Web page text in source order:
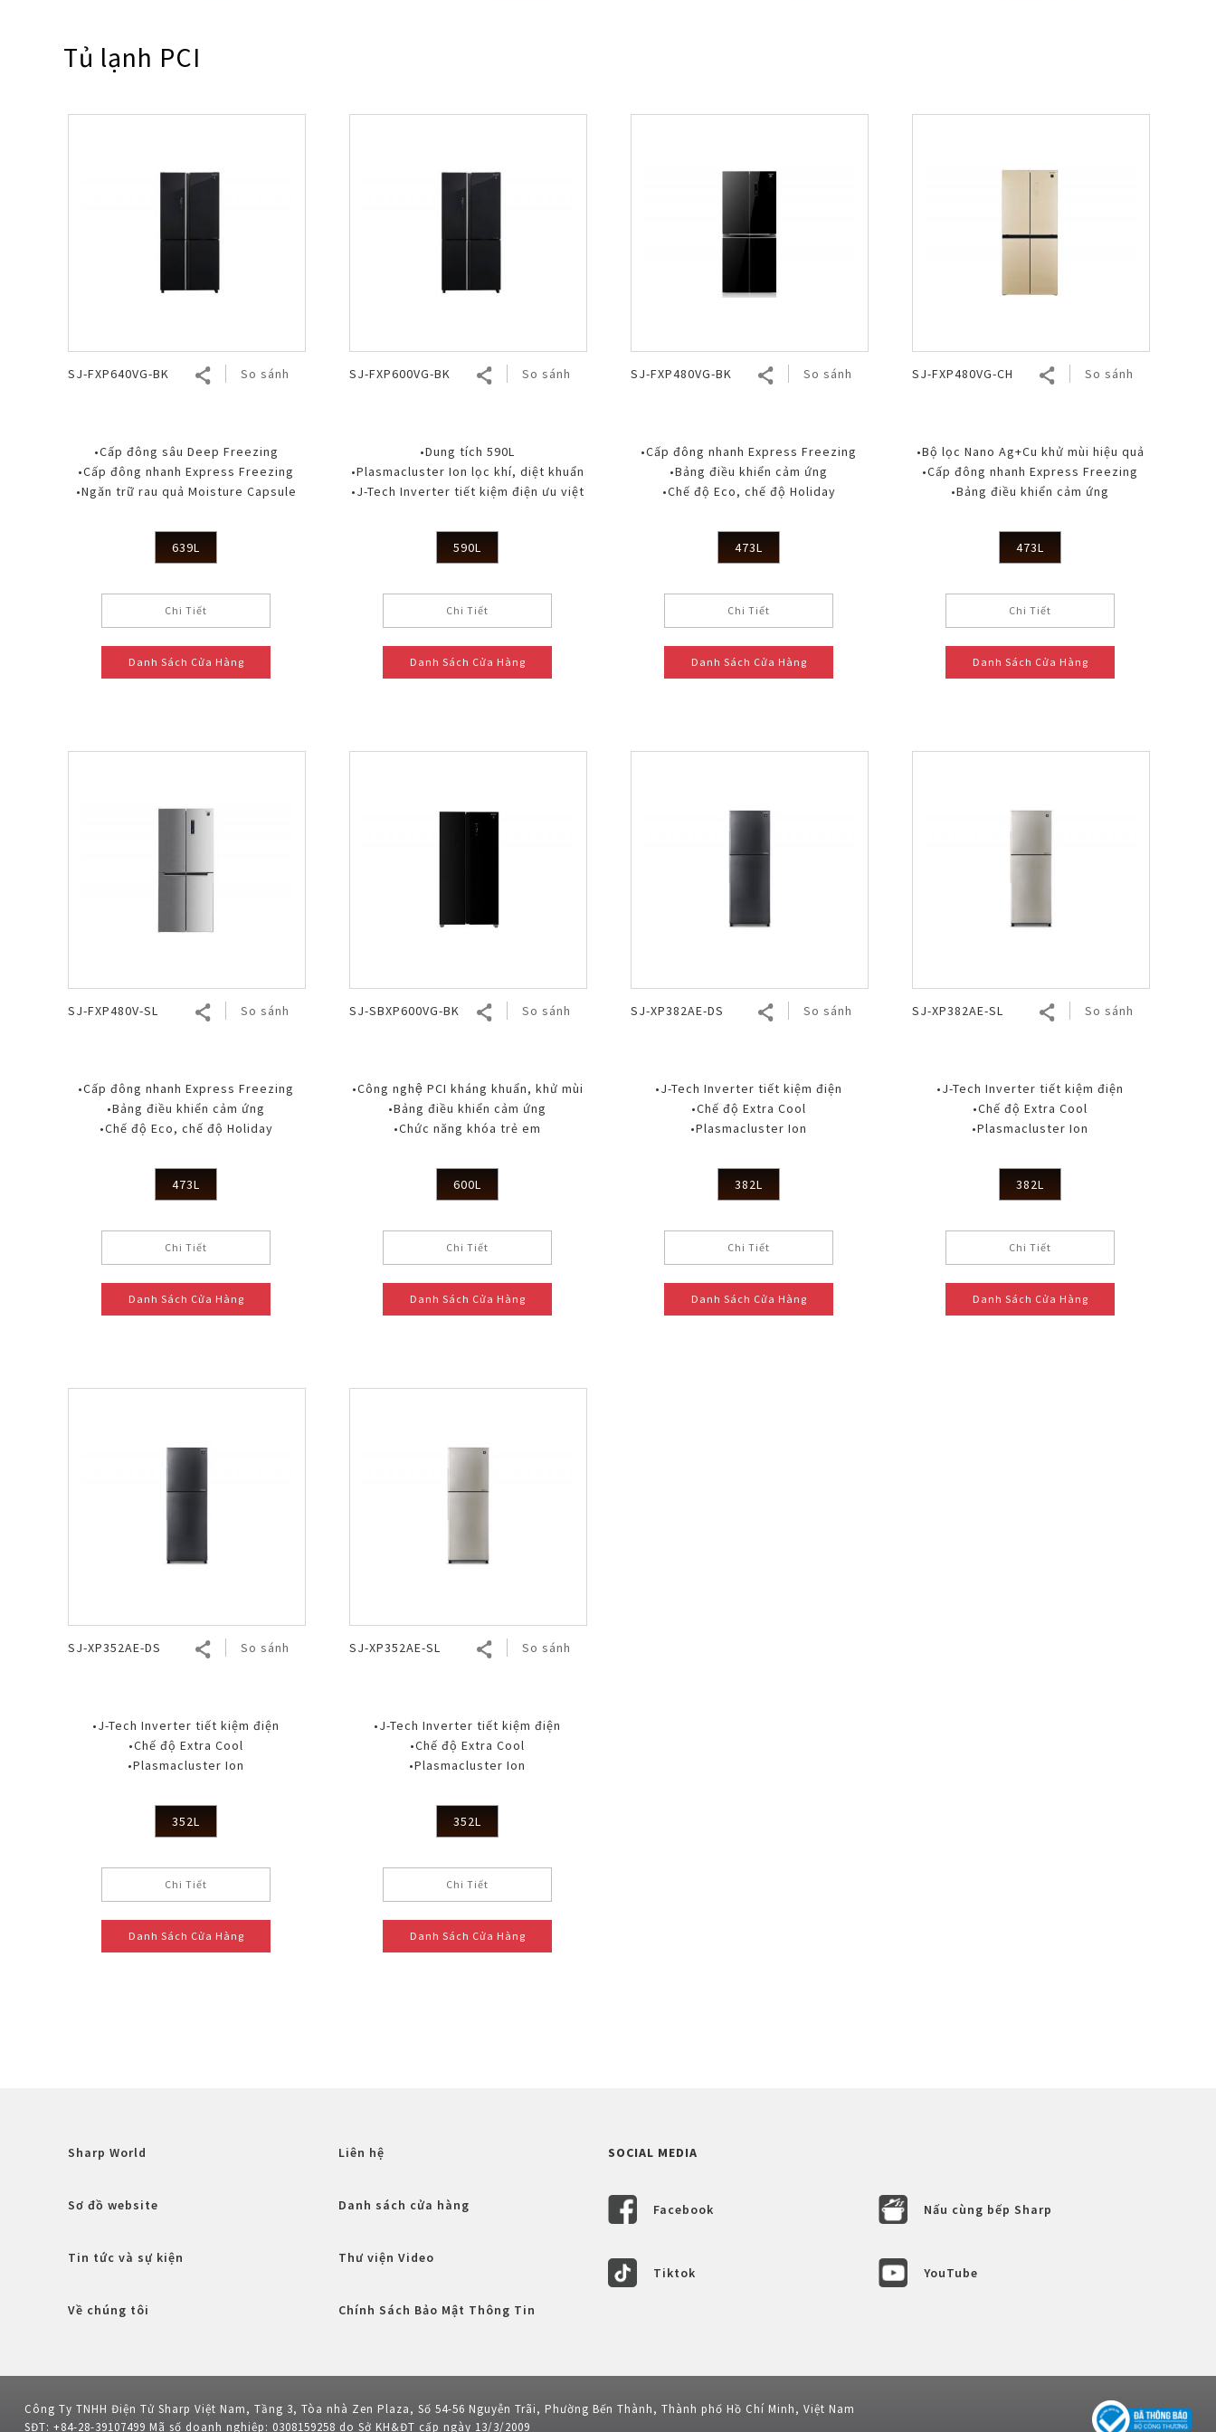
Tủ lạnh PCI
SJ-FXP640VG-BK So sánh
•Cấp đông sâu Deep Freezing
•Cấp đông nhanh Express Freezing
•Ngăn trữ rau quả Moisture Capsule
639L
Chi Tiết
Danh Sách Cửa Hàng
SJ-FXP600VG-BK So sánh
•Dung tích 590L
•Plasmacluster Ion lọc khí, diệt khuẩn
•J-Tech Inverter tiết kiệm điện ưu việt
590L
Chi Tiết
Danh Sách Cửa Hàng
SJ-FXP480VG-BK So sánh
•Cấp đông nhanh Express Freezing
•Bảng điều khiển cảm ứng
•Chế độ Eco, chế độ Holiday
473L
Chi Tiết
Danh Sách Cửa Hàng
SJ-FXP480VG-CH So sánh
•Bộ lọc Nano Ag+Cu khử mùi hiệu quả
•Cấp đông nhanh Express Freezing
•Bảng điều khiển cảm ứng
473L
Chi Tiết
Danh Sách Cửa Hàng
SJ-FXP480V-SL So sánh
•Cấp đông nhanh Express Freezing
•Bảng điều khiển cảm ứng
•Chế độ Eco, chế độ Holiday
473L
Chi Tiết
Danh Sách Cửa Hàng
SJ-SBXP600VG-BK So sánh
•Công nghệ PCI kháng khuẩn, khử mùi
•Bảng điều khiển cảm ứng
•Chức năng khóa trẻ em
600L
Chi Tiết
Danh Sách Cửa Hàng
SJ-XP382AE-DS So sánh
•J-Tech Inverter tiết kiệm điện
•Chế độ Extra Cool
•Plasmacluster Ion
382L
Chi Tiết
Danh Sách Cửa Hàng
SJ-XP382AE-SL So sánh
•J-Tech Inverter tiết kiệm điện
•Chế độ Extra Cool
•Plasmacluster Ion
382L
Chi Tiết
Danh Sách Cửa Hàng
SJ-XP352AE-DS So sánh
•J-Tech Inverter tiết kiệm điện
•Chế độ Extra Cool
•Plasmacluster Ion
352L
Chi Tiết
Danh Sách Cửa Hàng
SJ-XP352AE-SL So sánh
•J-Tech Inverter tiết kiệm điện
•Chế độ Extra Cool
•Plasmacluster Ion
352L
Chi Tiết
Danh Sách Cửa Hàng
Sharp World
Sơ đồ website
Tin tức và sự kiện
Về chúng tôi
Liên hệ
Danh sách cửa hàng
Thư viện Video
Chính Sách Bảo Mật Thông Tin
SOCIAL MEDIA
Facebook Nấu cùng bếp Sharp
Tiktok YouTube
Công Ty TNHH Điện Tử Sharp Việt Nam, Tầng 3, Tòa nhà Zen Plaza, Số 54-56 Nguyễn Trãi, Phường Bến Thành, Thành phố Hồ Chí Minh, Việt Nam
SĐT: +84-28-39107499 Mã số doanh nghiệp: 0308159258 do Sở KH&ĐT cấp ngày 13/3/2009